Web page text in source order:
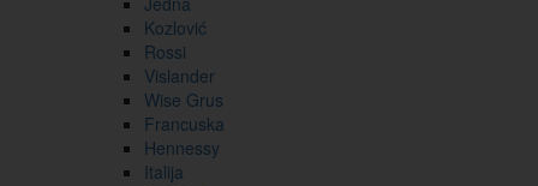
Kozlović
Rossi
Vislander
Wise Grus
Francuska
Hennessy
Italija